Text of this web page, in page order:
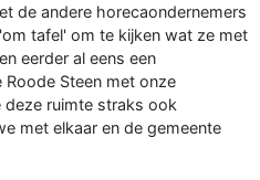
de andere horecaondernemers
tafel' om te kijken wat ze met
eerder al eens een
Steen met onze
deze ruimte straks ook
met elkaar en de gemeente